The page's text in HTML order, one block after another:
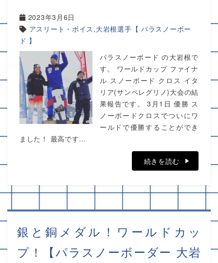
2023年3月6日
アスリート・ボイス ,大岩根選手【 パラスノーボー
ド 】
パラスノーボード の大岩根で
す。 ワールドカップ ファイナ
ル スノーボード クロス イタ
リア(サンペレグリノ)大会の結
果報告です。 3月1日 優勝 ス
ノーボードクロスでついにワ
ールドで優勝することができ
ました！ 最高です…
続きを読む
銀と銅メダル！ワールドカッ
プ！【パラスノーボーダー 大岩